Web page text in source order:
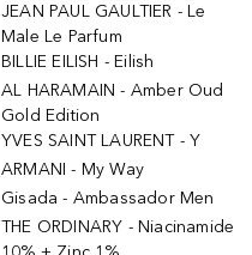
JEAN PAUL GAULTIER - Le
Male Le Parfum
BILLIE EILISH - Eilish
AL HARAMAIN - Amber Oud
Gold Edition
YVES SAINT LAURENT - Y
ARMANI - My Way
Gisada - Ambassador Men
THE ORDINARY - Niacinamide